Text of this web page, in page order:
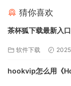
猜你喜欢
茶杯狐下载最新入
软件下载
hookvip怎么用《